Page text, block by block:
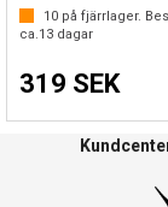
10 på fjärrlager.
ca.13 dagar
319 SEK